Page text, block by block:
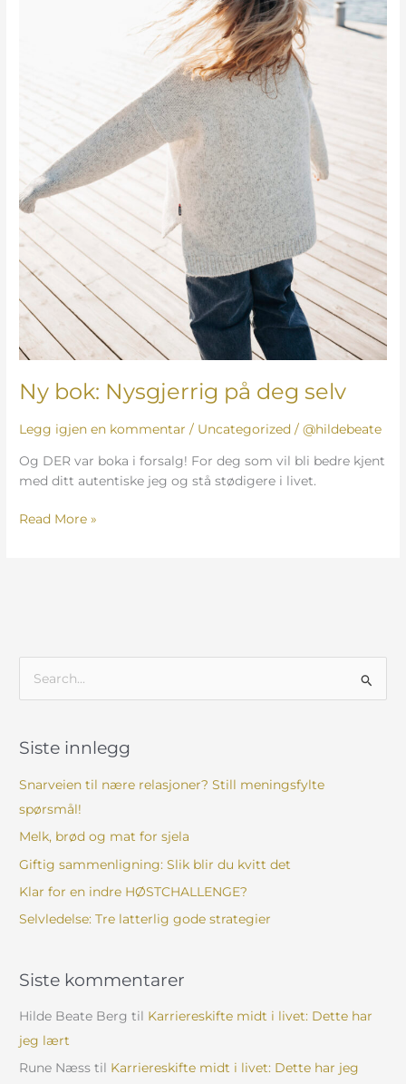
Ny bok: Nysgjerrig på deg selv
Legg igjen en kommentar / Uncategorized /@hildebeate
Og DER var boka i forsalg! For deg som vil bli bedre kjent
med ditt autentiske jeg og stå stødigere i livet.
Read More »
e
t
t
e
Siste innlegg
Snarveien til nære relasjoner? Still meningsfylte
spørsmål!
Melk, brød og mat for sjela
Giftig sammenligning: Slik blir du kvitt det
Klar for en indre HØSTCHALLENGE?
Selvledelse: Tre latterlig gode strategier
Siste kommentarer
Hilde Beate Berg til Karriereskifte midt i livet: Dette har
jeg lært
Rune Næss til Karriereskifte midt i livet: Dette har jeg